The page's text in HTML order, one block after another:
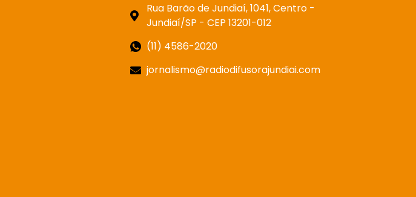
Rua Barão de Jundiaí, 1041, Centro -
Jundiaí/SP - CEP 13201-012
(11) 4586-2020
jornalismo@radiodifusorajundiai.com